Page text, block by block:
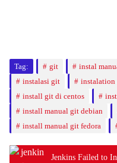
Tag: git instal
instalasi git
install git di centos
install manual git debian
install manual git fedora
Jenkins Failed to